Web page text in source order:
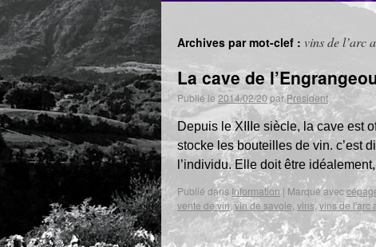
Archives par mot-clef : vins de l’arc
La cave de
Publié le 2014/02/20parPresident
Depuis le XIIIe siècle, la cave est
stocke les bouteilles de vin. c’est
l’individu. Elle doit être
Publié dans Information | Marqué avec
vente de vin,vin de savoie vins,vins de l'arc